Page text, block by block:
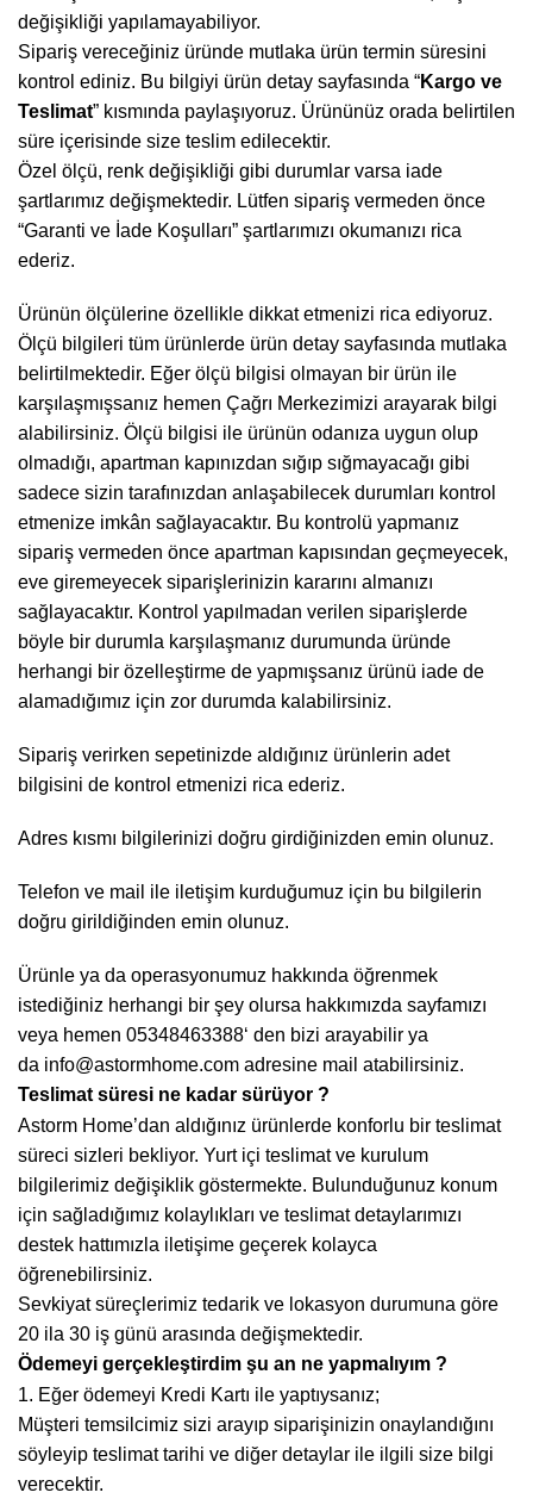
değişikliği yapılamayabiliyor.
Sipariş vereceğiniz üründe mutlaka ürün termin süresini
kontrol ediniz. Bu bilgiyi ürün detay sayfasında “Kargo ve
Teslimat” kısmında paylaşıyoruz. Ürününüz orada belirtilen
süre içerisinde size teslim edilecektir.
Özel ölçü, renk değişikliği gibi durumlar varsa iade
şartlarımız değişmektedir. Lütfen sipariş vermeden önce
“Garanti ve İade Koşulları” şartlarımızı okumanızı rica
ederiz.
Ürünün ölçülerine özellikle dikkat etmenizi rica ediyoruz.
Ölçü bilgileri tüm ürünlerde ürün detay sayfasında mutlaka
belirtilmektedir. Eğer ölçü bilgisi olmayan bir ürün ile
karşılaşmışsanız hemen Çağrı Merkezimizi arayarak bilgi
alabilirsiniz. Ölçü bilgisi ile ürünün odanıza uygun olup
olmadığı, apartman kapınızdan sığıp sığmayacağı gibi
sadece sizin tarafınızdan anlaşabilecek durumları kontrol
etmenize imkân sağlayacaktır. Bu kontrolü yapmanız
sipariş vermeden önce apartman kapısından geçmeyecek,
eve giremeyecek siparişlerinizin kararını almanızı
sağlayacaktır. Kontrol yapılmadan verilen siparişlerde
böyle bir durumla karşılaşmanız durumunda üründe
herhangi bir özelleştirme de yapmışsanız ürünü iade de
alamadığımız için zor durumda kalabilirsiniz.
Sipariş verirken sepetinizde aldığınız ürünlerin adet
bilgisini de kontrol etmenizi rica ederiz.
Adres kısmı bilgilerinizi doğru girdiğinizden emin olunuz.
Telefon ve mail ile iletişim kurduğumuz için bu bilgilerin
doğru girildiğinden emin olunuz.
Ürünle ya da operasyonumuz hakkında öğrenmek
istediğiniz herhangi bir şey olursa hakkımızda sayfamızı
veya hemen 05348463388‘ den bizi arayabilir ya
da info@astormhome.com adresine mail atabilirsiniz.
Teslimat süresi ne kadar sürüyor ?
Astorm Home’dan aldığınız ürünlerde konforlu bir teslimat
süreci sizleri bekliyor. Yurt içi teslimat ve kurulum
bilgilerimiz değişiklik göstermekte. Bulunduğunuz konum
için sağladığımız kolaylıkları ve teslimat detaylarımızı
destek hattımızla iletişime geçerek kolayca
öğrenebilirsiniz.
Sevkiyat süreçlerimiz tedarik ve lokasyon durumuna göre
20 ila 30 iş günü arasında değişmektedir.
Ödemeyi gerçekleştirdim şu an ne yapmalıyım ?
1. Eğer ödemeyi Kredi Kartı ile yaptıysanız;
Müşteri temsilcimiz sizi arayıp siparişinizin onaylandığını
söyleyip teslimat tarihi ve diğer detaylar ile ilgili size bilgi
verecektir.